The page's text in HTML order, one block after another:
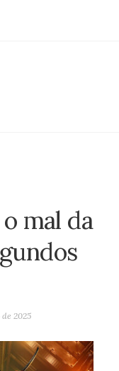
mal da
2025